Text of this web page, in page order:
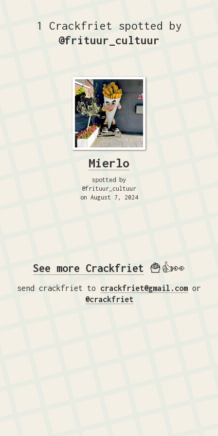
1 Crackfriet spotted by
@frituur_cultuur
Mierlo
spotted by
@frituur_cultuur
on August 7, 2024
See more Crackfriet 🍟👍👀
send crackfriet to crackfriet@gmail.com or
@crackfriet